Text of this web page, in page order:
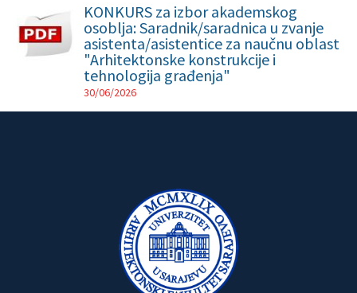
KONKURS za izbor akademskog
osoblja: Saradnik/saradnica u zvanje
asistenta/asistentice za naučnu oblast
"Arhitektonske konstrukcije i
tehnologija građenja"
30/06/2026